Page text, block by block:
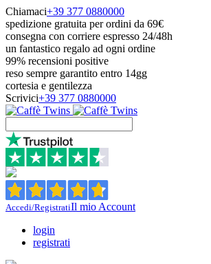
Chiamaci+39 377 0880000
spedizione gratuita per ordini da 69€
consegna con corriere espresso 24/48h
un fantastico regalo ad ogni ordine
99% recensioni positive
reso sempre garantito entro 14gg
cortesia e gentilezza
Scrivici+39 377 0880000
Accedi/RegistratiIl mio Account
login
registrati